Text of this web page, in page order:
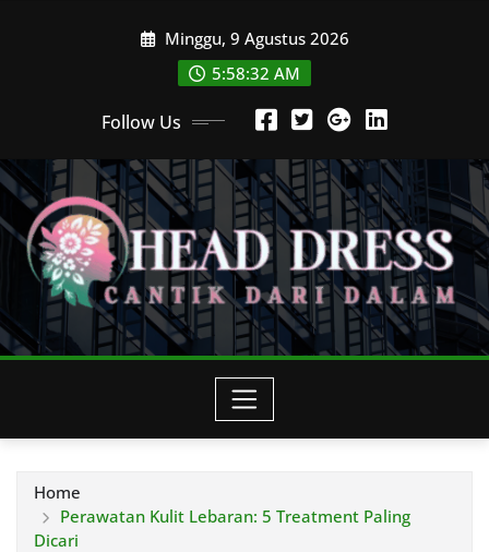
Minggu, 9 Agustus 2026
5:58:33 AM
Follow Us
Home
Perawatan Kulit Lebaran: 5 Treatment Paling
Dicari